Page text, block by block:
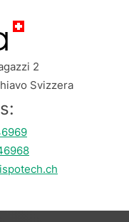
2
Svizzera